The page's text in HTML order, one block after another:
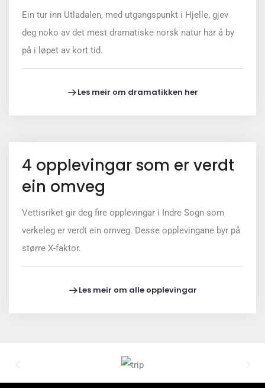
Ein tur inn Utladalen, med utgangspunkt i Hjelle, gjev
deg noko av det mest dramatiske norsk natur har å by
på i løpet av kort tid.
Les meir om dramatikken her
4 opplevingar som er verdt
ein omveg
Vettisriket gir deg fire opplevingar i Indre Sogn som
verkeleg er verdt ein omveg. Desse opplevingane byr på
større X-faktor.
Les meir om alle opplevingar